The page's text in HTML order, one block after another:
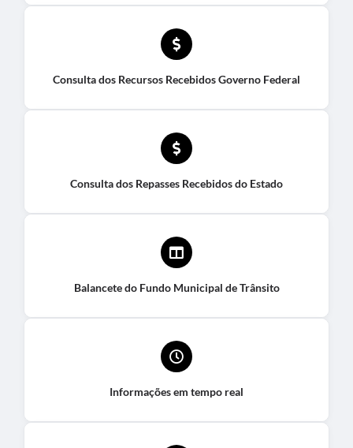
Consulta dos Recursos Recebidos Governo Federal
Consulta dos Repasses Recebidos do Estado
Balancete do Fundo Municipal de Trânsito
Informações em tempo real